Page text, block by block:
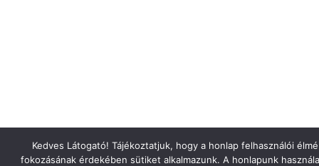
Kedves Látogató! Tájékoztatjuk, hogy a honlap felhasználói
fokozásának érdekében sütiket alkalmazunk. A honlapunk